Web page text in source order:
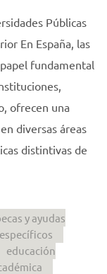
Públicas
En España, las
fundamental
ofrecen una
diversas áreas
distintivas de
y ayudas
educación